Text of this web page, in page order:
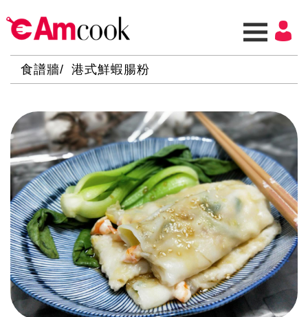
食譜牆 港式鮮蝦腸粉